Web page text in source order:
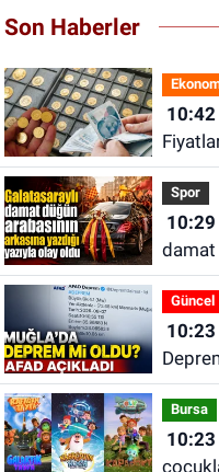
Son Haberler
10:42İnegöl Altın
Gram
İnegöl
Altın
Spor
10:29
damat
Güncel
10:23
Bursa
10:23